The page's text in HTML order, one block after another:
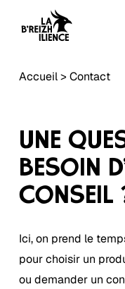
content
Panier
Accueil> Contact
UNE
BESOIN
CONSEIL
Ici, on prend le
pour choisir un
ou demander un